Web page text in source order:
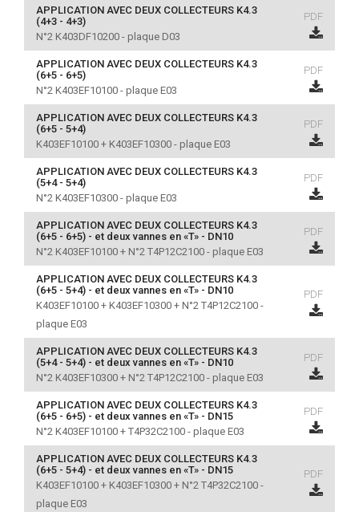
APPLICATION AVEC DEUX COLLECTEURS K4.3
(4+3 - 4+3)
N°2 K403DF10200 - plaque D03
PDF
APPLICATION AVEC DEUX COLLECTEURS K4.3
(6+5 - 6+5)
N°2 K403EF10100 - plaque E03
PDF
APPLICATION AVEC DEUX COLLECTEURS K4.3
(6+5 - 5+4)
K403EF10100 + K403EF10300 - plaque E03
PDF
APPLICATION AVEC DEUX COLLECTEURS K4.3
(5+4 - 5+4)
N°2 K403EF10300 - plaque E03
PDF
APPLICATION AVEC DEUX COLLECTEURS K4.3
(6+5 - 6+5) - et deux vannes en «T» - DN10
N°2 K403EF10100 + N°2 T4P12C2100 - plaque E03
PDF
APPLICATION AVEC DEUX COLLECTEURS K4.3
(6+5 - 5+4) - et deux vannes en «T» - DN10
K403EF10100 + K403EF10300 + N°2 T4P12C2100 -
plaque E03
PDF
APPLICATION AVEC DEUX COLLECTEURS K4.3
(5+4 - 5+4) - et deux vannes en «T» - DN10
N°2 K403EF10300 + N°2 T4P12C2100 - plaque E03
PDF
APPLICATION AVEC DEUX COLLECTEURS K4.3
(6+5 - 6+5) - et deux vannes en «T» - DN15
N°2 K403EF10100 + T4P32C2100 - plaque E03
PDF
APPLICATION AVEC DEUX COLLECTEURS K4.3
(6+5 - 5+4) - et deux vannes en «T» - DN15
K403EF10100 + K403EF10300 + N°2 T4P32C2100 -
plaque E03
PDF